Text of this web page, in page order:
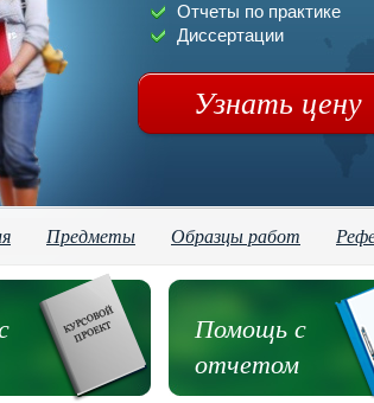
Отчеты по практике
Диссертации
Узнать цену
Предметы Образцы работ
Помощь с
отчетом